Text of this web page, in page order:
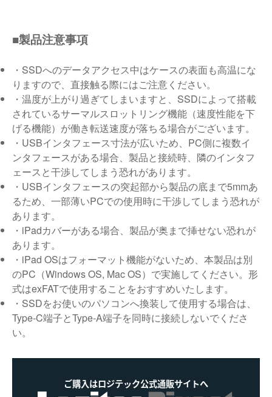
■製品注意事項
・SSDへのデータアクセス中はケースの表面も高温にな
りますので、直接触る際にはご注意ください。
・温度が上がり過ぎてしまいますと、SSDによって搭載
されているサーマルスロットリング機能（速度性能を下
げる機能）が働き転送速度が落ちる場合がございます。
・USBインタフェース寸法が広いため、PC側に複数イ
ンタフェースがある場合、製品と接続時、隣のインタフ
ェースと干渉してしまう恐れがあります。
・USBインタフェースの突起部から製品の底まで5mmあ
るため、一部薄いPCでの使用時に干渉してしまう恐れが
あります。
・iPadカバーがある場合、製品が奥まで挿せない恐れが
あります。
・iPad OSはフォーマット機能がないため、本製品は別
のPC（Windows OS, Mac OS）で実施してください。形
式はexFATで使用することをおすすめいたします。
・SSDをお使いのパソコンへ換装して使用する場合は、
Type-C端子とType-A端子を同時に接続しないでくださ
い。
ご購入はロジテック公式通販サイトへ